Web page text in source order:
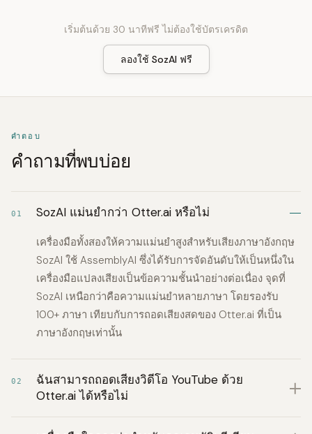
เริ่มต้นด้วย 30 นาทีฟรี ไม่ต้องใช้บัตรเครดิต
ลองใช้ SozAI ฟรี
คำตอบ
คำถามที่พบบ่อย
01 SozAI แม่นยำกว่า Otter.ai หรือไม่
เครื่องมือทั้งสองให้ความแม่นยำสูงสำหรับเสียงภาษาอังกฤษ
SozAI ใช้ AssemblyAI ซึ่งได้รับการจัดอันดับให้เป็นหนึ่งใน
เครื่องมือแปลงเสียงเป็นข้อความชั้นนำอย่างต่อเนื่อง จุดที่
SozAI เหนือกว่าคือความแม่นยำหลายภาษา โดยรองรับ
100+ ภาษา เทียบกับการถอดเสียงสดของ Otter.ai ที่เป็น
ภาษาอังกฤษเท่านั้น
02
ฉันสามารถถอดเสียงวิดีโอ YouTube ด้วย
Otter.ai ได้หรือไม่